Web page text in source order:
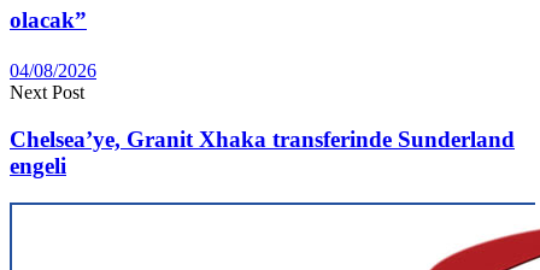
olacak”
04/08/2026
Next Post
Chelsea’ye, Granit Xhaka transferinde Sunderland
engeli